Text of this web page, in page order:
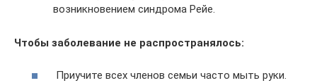
возникновением синдрома Рейе.
Чтобы заболевание не распространялось:
Приучите всех членов семьи часто мыть руки.